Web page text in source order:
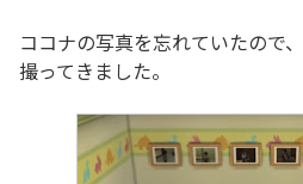
ココナの写真を忘れていたので
撮ってきました。